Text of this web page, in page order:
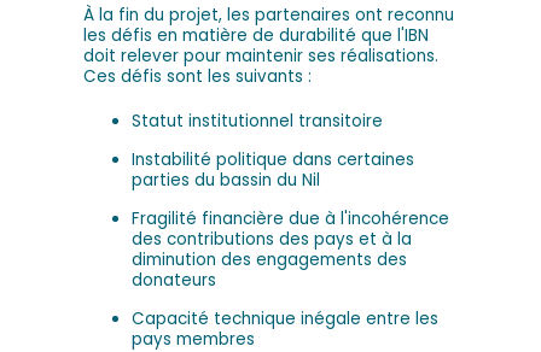
À la fin du projet, les partenaires ont reconnu
les défis en matière de durabilité que l'IBN
doit relever pour maintenir ses réalisations.
Ces défis sont les suivants :
Statut institutionnel transitoire
Instabilité politique dans certaines
parties du bassin du Nil
Fragilité financière due à l'incohérence
des contributions des pays et à la
diminution des engagements des
donateurs
Capacité technique inégale entre les
pays membres